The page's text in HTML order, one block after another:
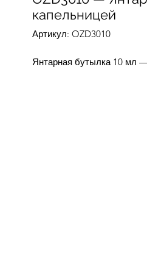
капельницей
Артикул: OZD3010
Янтарная бутылка 10 мл